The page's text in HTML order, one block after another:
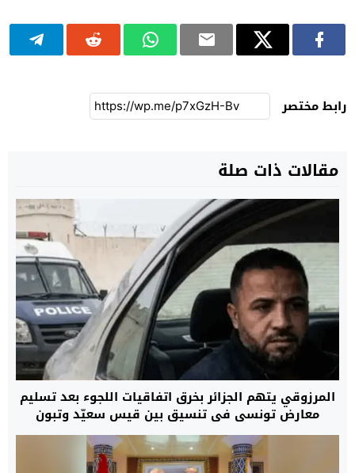
رابط مختصر
مقالات ذات صلة
المرزوقي يتهم الجزائر بخرق اتفاقيات اللجوء بعد تسليم
معارض تونسي في تنسيق بين قيس سعيّد وتبون